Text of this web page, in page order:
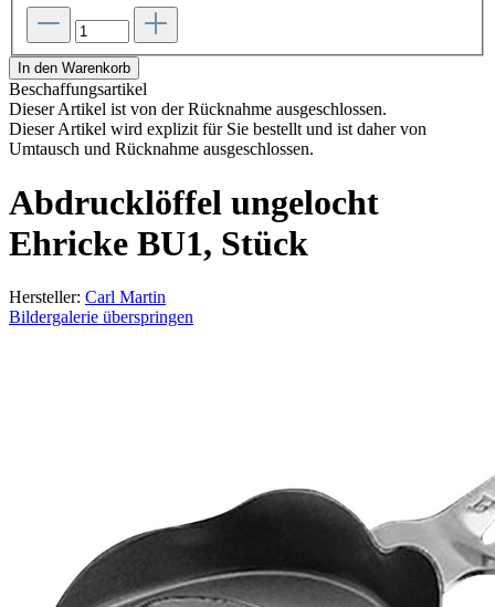
In den Warenkorb
Beschaffungsartikel
Dieser Artikel ist von der Rücknahme ausgeschlossen.
Dieser Artikel wird explizit für Sie bestellt und ist daher von
Umtausch und Rücknahme ausgeschlossen.
Abdrucklöffel ungelocht
Ehricke BU1, Stück
Hersteller: Carl Martin
Bildergalerie überspringen